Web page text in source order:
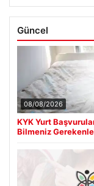
Güncel
08/08/2026
KYK Yurt
Bilmeniz